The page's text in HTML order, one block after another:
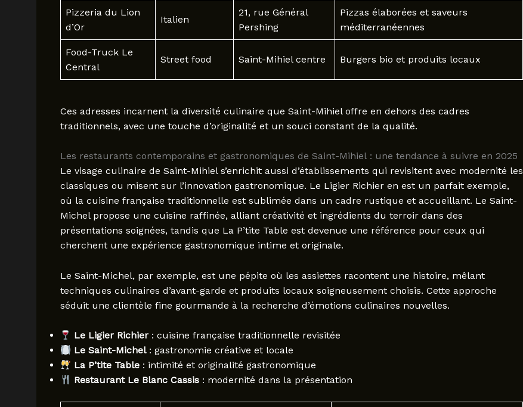
Pizzeria du Lion
d’Or
Italien
21, rue Général
Pershing
Pizzas élaborées et saveurs
méditerranéennes
Food-Truck Le
Central
Street food Saint-Mihiel centre Burgers bio et produits locaux
Ces adresses incarnent la diversité culinaire que Saint-Mihiel offre en dehors des cadres
traditionnels, avec une touche d’originalité et un souci constant de la qualité.
Les restaurants contemporains et gastronomiques de Saint-Mihiel : une tendance à suivre en 2025
Le visage culinaire de Saint-Mihiel s’enrichit aussi d’établissements qui revisitent avec modernité les
classiques ou misent sur l’innovation gastronomique. Le Ligier Richier en est un parfait exemple,
où la cuisine française traditionnelle est sublimée dans un cadre rustique et accueillant. Le Saint-
Michel propose une cuisine raffinée, alliant créativité et ingrédients du terroir dans des
présentations soignées, tandis que La P’tite Table est devenue une référence pour ceux qui
cherchent une expérience gastronomique intime et originale.
Le Saint-Michel, par exemple, est une pépite où les assiettes racontent une histoire, mêlant
techniques culinaires d’avant-garde et produits locaux soigneusement choisis. Cette approche
séduit une clientèle fine gourmande à la recherche d’émotions culinaires nouvelles.
Le Ligier Richier: cuisine française traditionnelle revisitée
Le Saint-Michel: gastronomie créative et locale
La P’tite Table: intimité et originalité gastronomique
Restaurant Le Blanc Cassis: modernité dans la présentation